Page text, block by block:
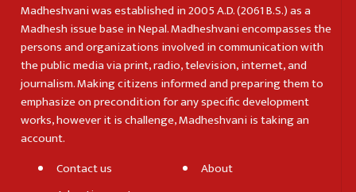
Madheshvani was established in 2005 A.D. (2061 B.S.) as a
Madhesh issue base in Nepal. Madheshvani encompasses the
persons and organizations involved in communication with
the public media via print, radio, television, internet, and
journalism. Making citizens informed and preparing them to
emphasize on precondition for any specific development
works, however it is challenge, Madheshvani is taking an
account.
Contact us
About